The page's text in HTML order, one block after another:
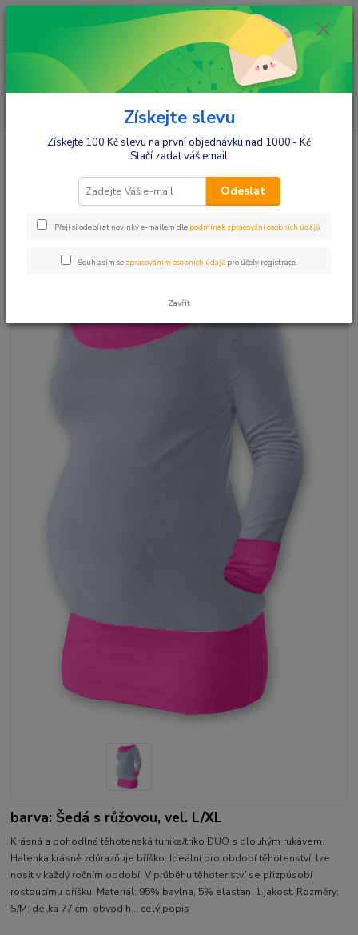
ks
za 0,00 Kč
Móda pro maminky Trika,tuniky dl.rukáv
Be MaaMaa
Těhotenska tunika DUO - šedá/růžová
Be MaaMaa Těhotenska tunika
DUO - šedá/růžová
barva: Šedá s růžovou, vel. L/XL
Krásná a pohodlná těhotenská tunika/triko DUO s dlouhým rukávem.
Halenka krásně zdůrazňuje bříško. Ideální pro období těhotenství, lze
nosit v každý ročním období. V průběhu těhotenství se přizpůsobí
rostoucímu bříšku. Materiál: 95% bavlna, 5% elastan. 1.jakost. Rozměry:
S/M: délka 77 cm, obvod h... celý popis
Získejte slevu
Získejte 100 Kč slevu na první objednávku nad 1000,- Kč
Stačí zadat váš email
Odeslat
Přeji si odebírat novinky e-mailem dle podmínek zpracování osobních údajů.
Souhlasím se zpracováním osobních údajů pro účely registrace.
Zavřít